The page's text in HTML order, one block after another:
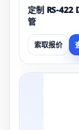
定制 RS-422
管
索取报价